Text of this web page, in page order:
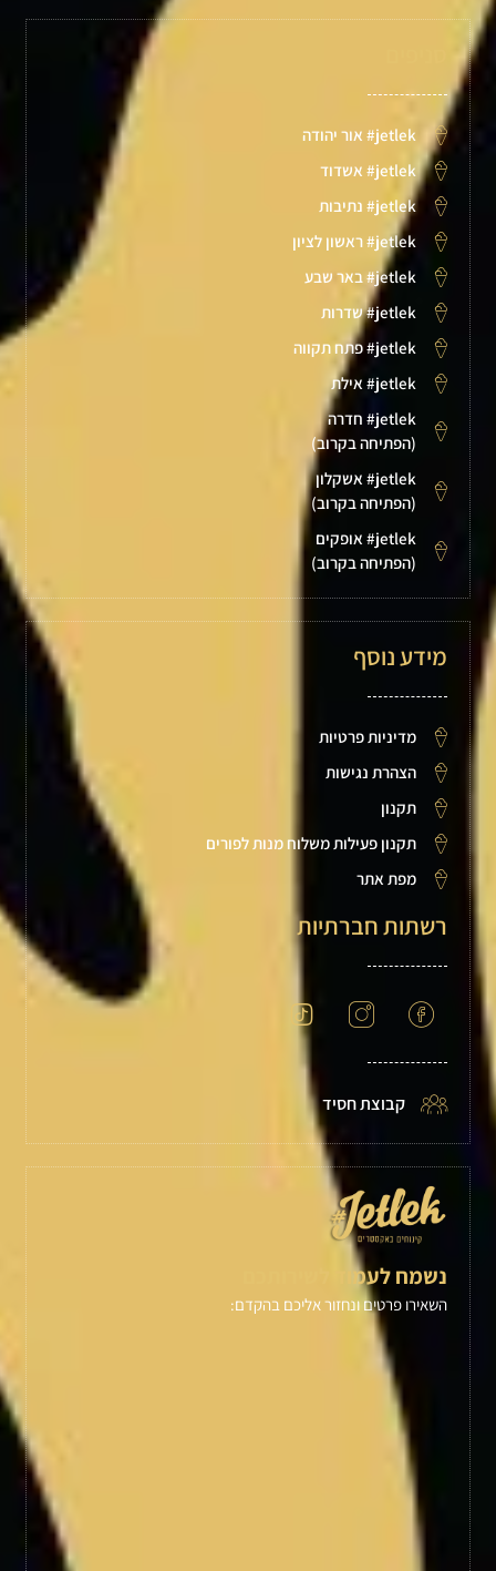
jetlek# אור יהודה
jetlek# אשדוד
jetlek# נתיבות
jetlek# ראשון לציון
jetlek# באר שבע
jetlek# שדרות
jetlek# פתח תקווה
jetlek# אילת
jetlek# חדרה
(הפתיחה בקרוב)
jetlek# אשקלון
(הפתיחה בקרוב)
jetlek# אופקים
(הפתיחה בקרוב)
מידע נוסף
מדיניות פרטיות
הצהרת נגישות
תקנון
תקנון פעילות משלוח מנות לפורים
מפת אתר
רשתות חברתיות
קבוצת חסיד
נשמח לעמוד לשירותכם
השאירו פרטים ונחזור אליכם בהקדם: